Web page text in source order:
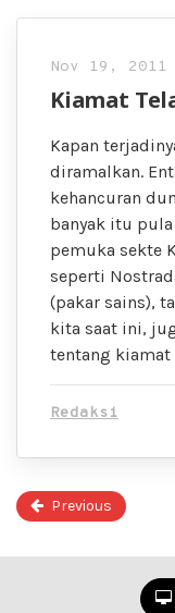
Nov 19, 2011
Kiamat
Kapan
diramalkan.
kehancuran
banyak itu
pemuka sekte
seperti
(pakar sains),
kita saat ini,
tentang kiamat
Redaksi
Previous